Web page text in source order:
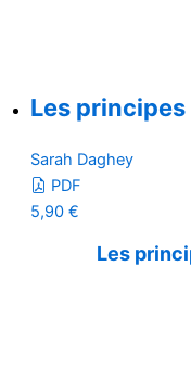
Les
Sarah Daghey
PDF
5,90 €
Les